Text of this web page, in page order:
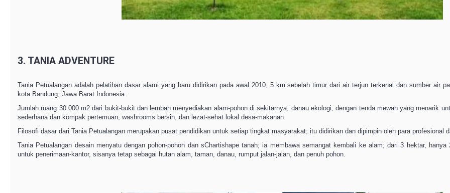
3. TANIA ADVENTURE
Tania Petualangan adalah pelatihan dasar alami yang baru didirikan pada awal 2010, 5 km sebelah timur dari air terjun terkenal dan sumber air
kota Bandung, Jawa Barat Indonesia.
Jumlah ruang 30.000 m2 dari bukit-bukit dan lembah menyediakan alam-pohon di sekitarnya, danau ekologi, dengan tenda mewah yang menarik
sederhana dan kompak pertemuan, washrooms bersih, dan lezat-sehat lokal desa-makanan.
Filosofi dasar dari Tania Petualangan merupakan pusat pendidikan untuk setiap tingkat masyarakat; itu didirikan dan dipimpin oleh para profesional
Tania Petualangan desain menyatu dengan pohon-pohon dan sChartishape tanah; ia membawa semangat kembali ke alam; dari 3 hektar, hanya
untuk penerimaan-kantor, sisanya tetap sebagai hutan alam, taman, danau, rumput jalan-jalan, dan penuh pohon.